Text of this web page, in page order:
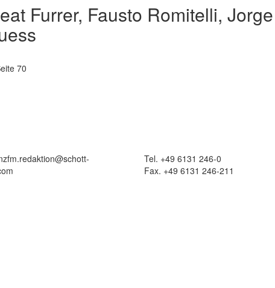
Furrer, Fausto Romitelli, Jorge
70
Tel. +49 6131 246-0
Fax. +49 6131 246-211